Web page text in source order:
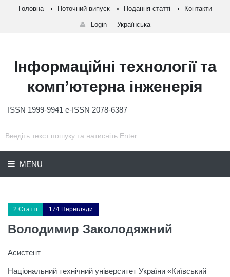
Головна Поточний випуск Подання статті Контакти
Login Українська
Інформаційні технології та
комп’ютерна інженерія
ISSN 1999-9941 e-ISSN 2078-6387
MENU
2 Статті 174 Перегляди
Володимир Заколодяжний
Асистент
Національний технічний університет України «Київський